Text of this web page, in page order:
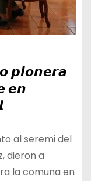
𝙥𝙞𝙤𝙣𝙚𝙧𝙖
𝙚𝙣
al seremi del
dieron a
la comuna en